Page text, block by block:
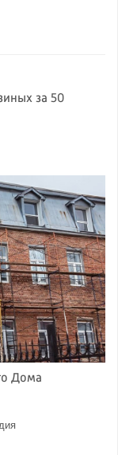
за 50
Дома